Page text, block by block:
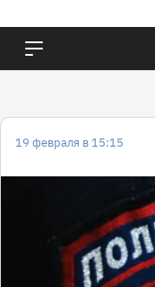
19 февраля в 15:15